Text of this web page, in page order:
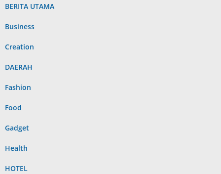
BERITA UTAMA
Business
Creation
DAERAH
Fashion
Food
Gadget
Health
HOTEL